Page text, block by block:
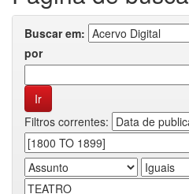
Buscar em:
por
Filtros correntes: